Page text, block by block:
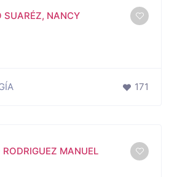
SUARÉZ, NANCY
171
RODRIGUEZ MANUEL